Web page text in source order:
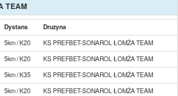
TEAM
Dystans
Druzyna
5km / K20
KS PREFBET-SONAROL ŁOMŻA TEAM
5km / K20
KS PREFBET-SONAROL ŁOMŻA TEAM
5km / K35
KS PREFBET-SONAROL ŁOMŻA TEAM
5km / K20 KS PREFBET-SONAROL ŁOMŻA TEAM